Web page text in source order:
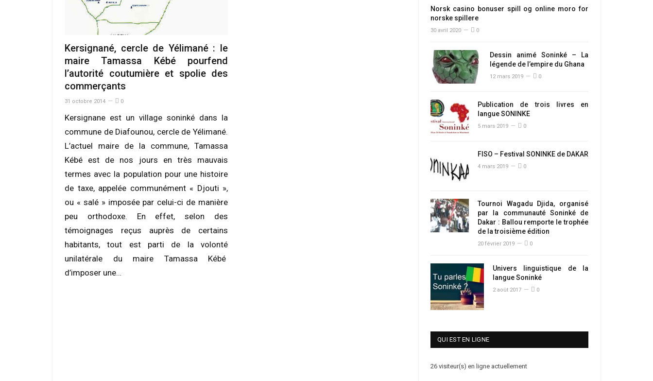
Kersignané, cercle de Yélimané : le
maire Tamassa Kébé pourfend
l’autorité coutumière et spolie des
commerçants
31 octobre 2014 0
Kersignane est un village soninké dans la
commune de Diafounou, cercle de Yélimané.
L’actuel maire de la commune, Tamassa
Kébé est de nos jours en très mauvais
termes avec la population pour une histoire
de taxe, appelée communément « Djouti »,
ou « salé » imposée par celui-ci de manière
peu orthodoxe. En effet, selon des
témoignages reçus auprès de certains
habitants, tout est parti de la volonté
unilatérale du maire Tamassa Kébé
d’imposer une…
Norsk casino bonuser spill og online moro for
norske spillere
30 avril 2020 0
Dessin animé Soninké – La
légende de l’empire du Ghana
12 mars 2019 0
Publication de trois livres en
langue SONINKE
5 mars 2019 0
FISO – Festival SONINKE de DAKAR
4 mars 2019 0
Tournoi Wagadu Djida, organisé
par la communauté Soninké de
Dakar : Ballou remporte le trophée
de la troisième édition
20 février 2019 0
Univers linguistique de la
langue Soninké
2 août 2017 0
QUI EST EN LIGNE
26 visiteur(s) en ligne actuellement